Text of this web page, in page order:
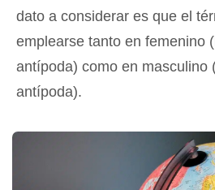
dato a considerar es que el
emplearse tanto en femenino
antípoda) como en masculino
antípoda).